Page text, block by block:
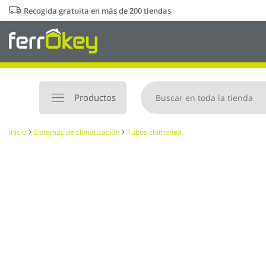
Ir
al
contenido
Recogida gratuita en más de 200 tiendas
Productos
Inicio Sistemas de climatización Tubos chimenea